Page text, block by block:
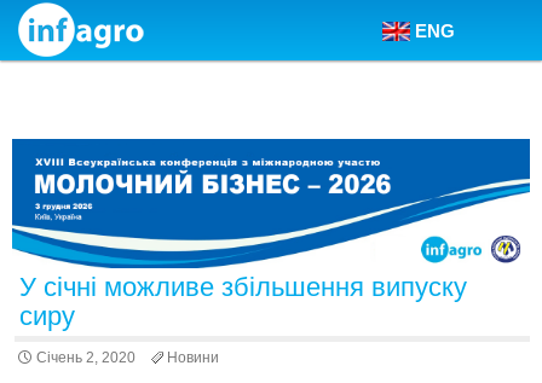
Skip to content
ENG
У січні можливе збільшення випуску
сиру
Січень 2, 2020 Новини